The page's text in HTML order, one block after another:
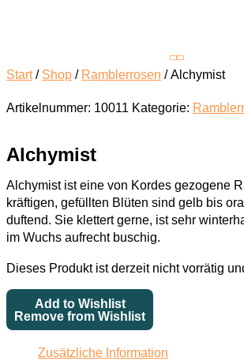
Start/ Shop / Ramblerrosen / Alchymist
Artikelnummer: 10011 Kategorie:
Alchymist
Alchymist ist eine von Kordes gezogene
kräftigen, gefüllten Blüten sind gelb bis
duftend. Sie klettert gerne, ist sehr
im Wuchs aufrecht buschig.
Dieses Produkt ist derzeit nicht vorrätig
Add to Wishlist
Remove from Wishlist
Zusätzliche Information